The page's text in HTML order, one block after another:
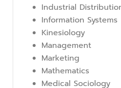
Industrial
Information Systems
Kinesiology
Management
Marketing
Mathematics
Medical Sociology